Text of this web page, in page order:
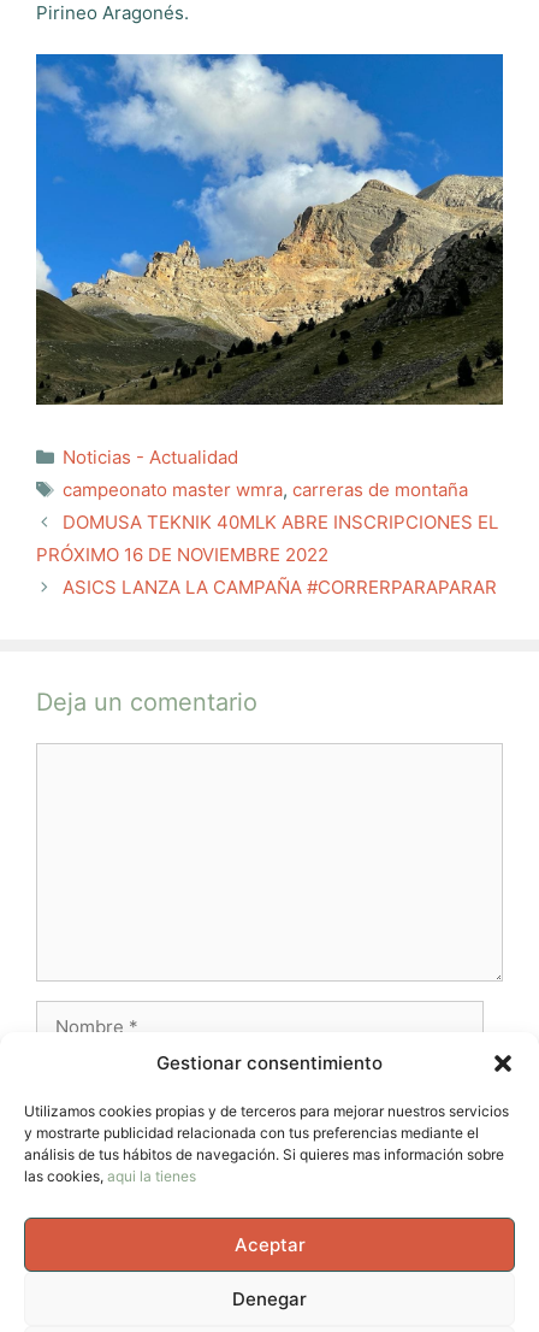
Gestionar consentimiento
Utilizamos cookies propias y de terceros para mejorar nuestros servicios
y mostrarte publicidad relacionada con tus preferencias mediante el
análisis de tus hábitos de navegación. Si quieres mas información sobre
las cookies, aqui la tienes
Aceptar
Denegar
Pirineo Aragonés.
Categorías
Noticias - Actualidad
Etiquetas
campeonato master wmra, carreras de montaña
DOMUSA TEKNIK 40MLK ABRE INSCRIPCIONES EL
PRÓXIMO 16 DE NOVIEMBRE 2022
ASICS LANZA LA CAMPAÑA #CORRERPARAPARAR
Deja un comentario
electrónico
Web